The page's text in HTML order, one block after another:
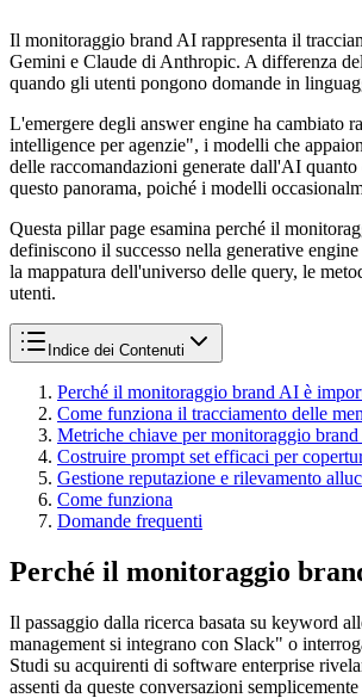
Il monitoraggio brand AI rappresenta il
Gemini e Claude di Anthropic. A differenza
quando gli utenti pongono domande in
L'emergere degli answer engine ha cambiato
intelligence per agenzie", i modelli che
delle raccomandazioni generate dall'AI
questo panorama, poiché i modelli
Questa pillar page esamina perché il
definiscono il successo nella generative
la mappatura dell'universo delle query, le
utenti.
Indice dei Contenuti
Perché il monitoraggio brand AI è
Come funziona il tracciamento delle
Metriche chiave per monitoraggio
Costruire prompt set efficaci per
Gestione reputazione e rilevamento
Come funziona
Domande frequenti
Perché il monitoraggio
Il passaggio dalla ricerca basata su keyword
management si integrano con Slack" o
Studi su acquirenti di software enterprise
assenti da queste conversazioni